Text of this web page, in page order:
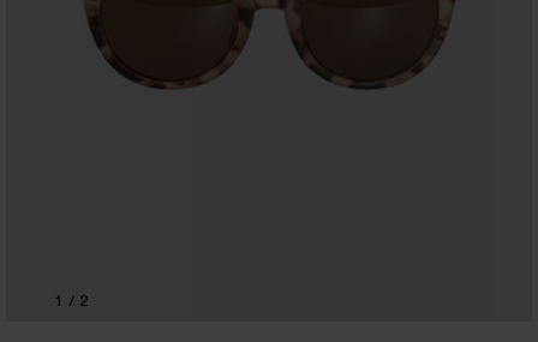
1 / 2